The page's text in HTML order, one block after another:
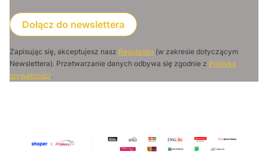
Dołącz do newslettera
Zapisując się, akceptujesz nasz Regulamin (w zakresie dotyczącym
Newslettera). Przetwarzanie danych odbywa się zgodnie z Polityką
prywatności.